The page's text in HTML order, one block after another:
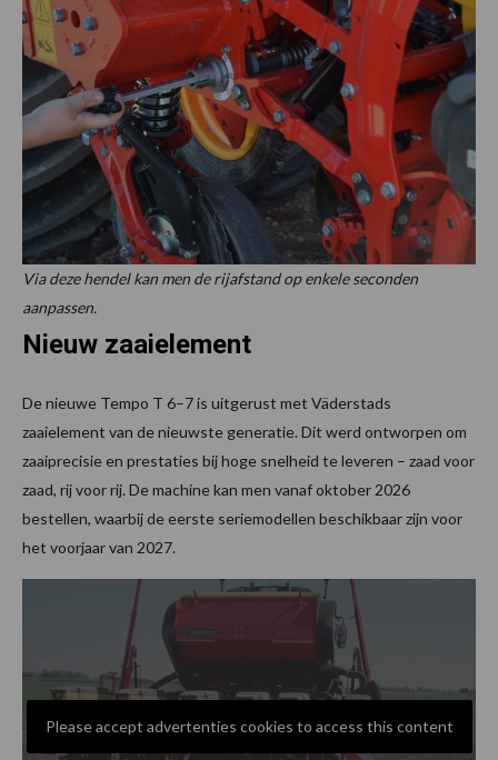
Via deze hendel kan men de rijafstand op enkele seconden
aanpassen.
Nieuw zaaielement
De nieuwe Tempo T 6–7 is uitgerust met Väderstads
zaaielement van de nieuwste generatie. Dit werd ontworpen om
zaaiprecisie en prestaties bij hoge snelheid te leveren – zaad voor
zaad, rij voor rij. De machine kan men vanaf oktober 2026
bestellen, waarbij de eerste seriemodellen beschikbaar zijn voor
het voorjaar van 2027.
Please accept advertenties cookies to access this content